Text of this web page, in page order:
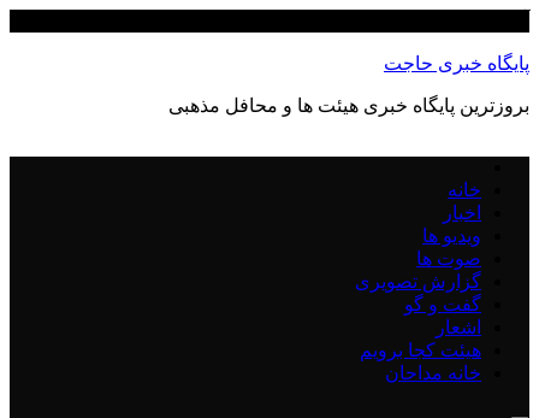
content
پایگاه خبری حاجت
بروزترین پایگاه‌ خبری هیئت ها و محافل مذهبی
خانه
اخبار
ویدیو ها
صوت ها
گزارش تصویری
گفت و گو
اشعار
هیئت کجا برویم
خانه مداحان